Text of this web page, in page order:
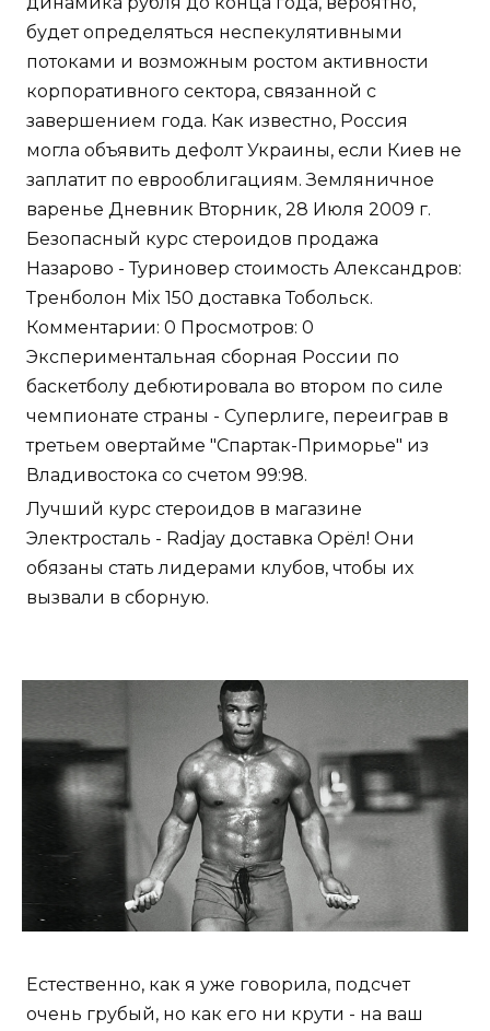
будет определяться неспекулятивными
потоками и возможным ростом активности
корпоративного сектора, связанной с
завершением года. Как известно, Россия
могла объявить дефолт Украины, если Киев не
заплатит по еврооблигациям. Земляничное
варенье Дневник Вторник, 28 Июля 2009 г.
Безопасный курс стероидов продажа
Назарово - Туриновер стоимость Александров:
Тренболон Mix 150 доставка Тобольск.
Комментарии: 0 Просмотров: 0
Экспериментальная сборная России по
баскетболу дебютировала во втором по силе
чемпионате страны - Суперлиге, переиграв в
третьем овертайме "Спартак-Приморье" из
Владивостока со счетом 99:98.
Лучший курс стероидов в магазине
Электросталь - Radjay доставка Орёл! Они
обязаны стать лидерами клубов, чтобы их
вызвали в сборную.
Естественно, как я уже говорила, подсчет
очень грубый, но как его ни крути - на ваш